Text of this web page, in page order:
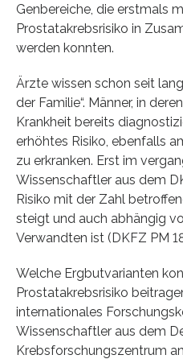
Genbereiche, die erstmals
Prostatakrebsrisiko in
werden konnten.
Ärzte wissen schon seit
der Familie“. Männer, in
Krankheit bereits
erhöhtes Risiko, ebenfalls
zu erkranken. Erst im
Wissenschaftler aus dem
Risiko mit der Zahl
steigt und auch abhängig
Verwandten ist (DKFZ PM
Welche Ergbutvarianten
Prostatakrebsrisiko
internationales
Wissenschaftler aus dem
Krebsforschungszentrum